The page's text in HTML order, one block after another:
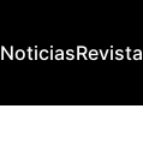
NoticiasRevista